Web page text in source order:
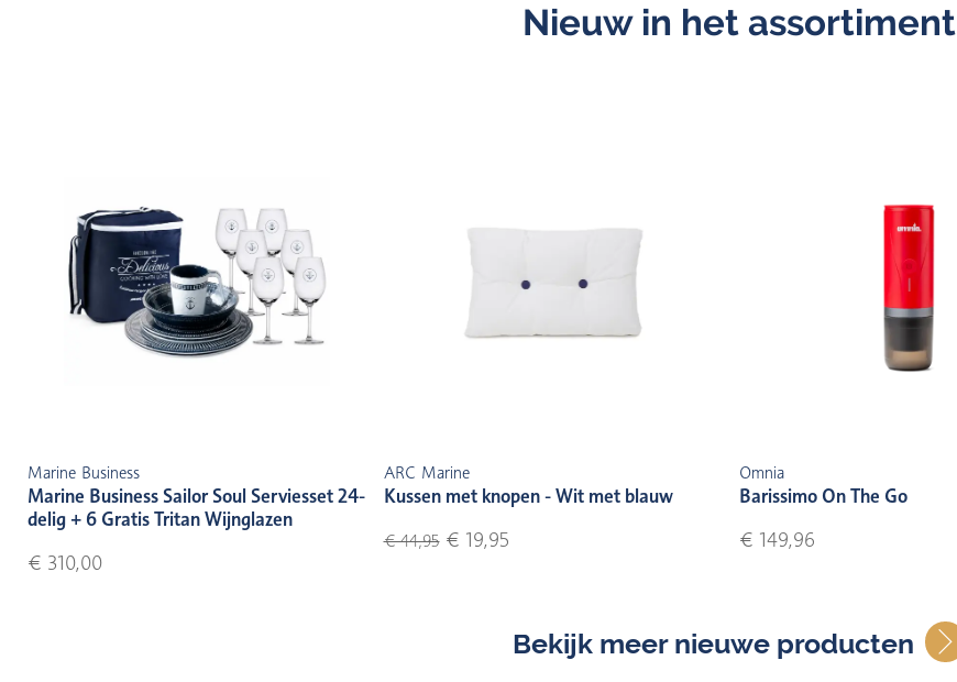
Nieuw in het assortiment
Marine Business
Marine Business Sailor Soul Serviesset 24-
delig + 6 Gratis Tritan Wijnglazen
€ 310,00
ARC Marine
Kussen met knopen - Wit met blauw
€ 44,95€ 19,95
Omnia
Barissimo On The Go
€ 149,96
Bekijk meer nieuwe producten